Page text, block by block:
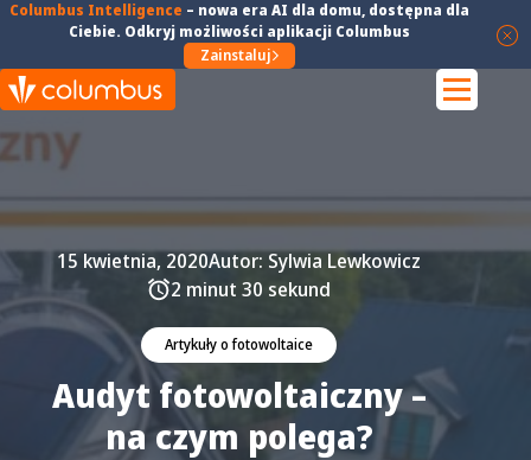
Columbus Intelligence – nowa era AI dla domu, dostępna dla
Ciebie. Odkryj możliwości aplikacji Columbus
Zainstaluj
Artykuły o fotowoltaice
15 kwietnia, 2020Autor: Sylwia Lewkowicz
2 minut 30 sekund
Audyt fotowoltaiczny –
na czym polega?